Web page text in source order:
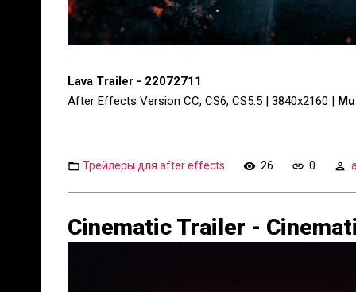
Lava Trailer - 22072711
After Effects Version CC, CS6, CS5.5 | 3840x2160 |
Трейлеры для after effects 26 0
Cinematic Trailer -